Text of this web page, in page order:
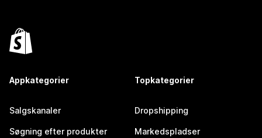
Appkategorier
Salgskanaler
Søgning efter produkter
Topkategorier
Dropshipping
Markedspladser